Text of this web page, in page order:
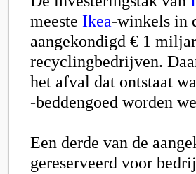
meeste Ikea-winkels in
aangekondigd € 1
recyclingbedrijven.
het afval dat ontstaat
-beddengoed worden
Een derde van de
gereserveerd voor